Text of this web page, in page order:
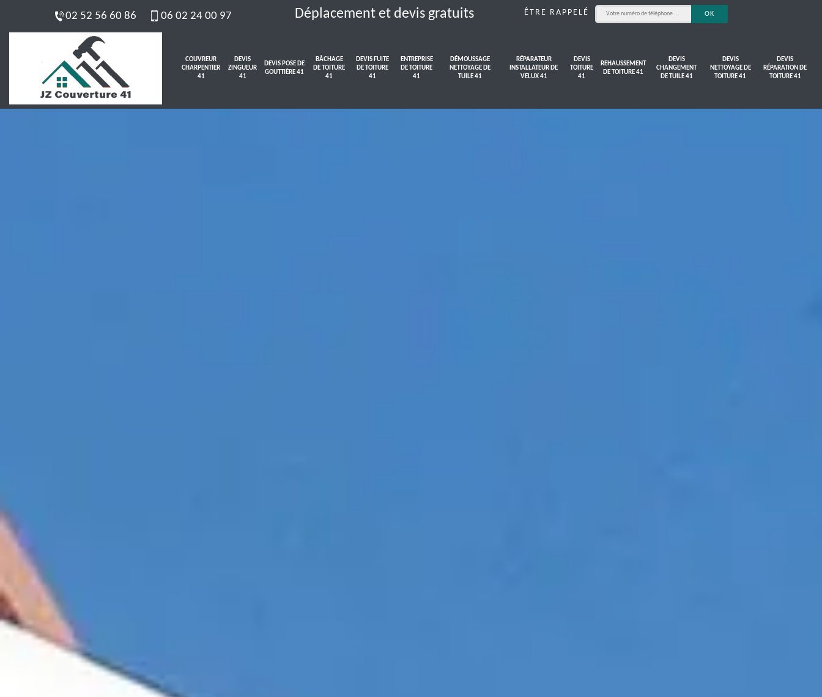
02 52 56 60 86 06 02 24 00 97 Déplacement et devis gratuits ÊTRE RAPPELÉ
COUVREUR
CHARPENTIER
41
DEVIS
ZINGUEUR
41
DEVIS POSE DE
GOUTTIÈRE 41
BÂCHAGE
DE TOITURE
41
DEVIS FUITE
DE TOITURE
41
ENTREPRISE
DE TOITURE
41
DÉMOUSSAGE
NETTOYAGE DE
TUILE 41
RÉPARATEUR
INSTALLATEUR DE
VELUX 41
DEVIS
TOITURE
41
REHAUSSEMENT
DE TOITURE 41
DEVIS
CHANGEMENT
DE TUILE 41
DEVIS
NETTOYAGE DE
TOITURE 41
DEVIS
RÉPARATION DE
TOITURE 41